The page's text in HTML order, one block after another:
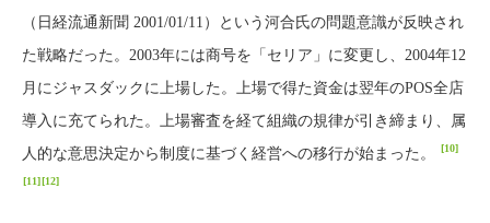
（日経流通新聞 2001/01/11）という河合氏の問題意識が反映され
た戦略だった。2003年には商号を「セリア」に変更し、2004年12
月にジャスダックに上場した。上場で得た資金は翌年のPOS全店
導入に充てられた。上場審査を経て組織の規律が引き締まり、属
人的な意思決定から制度に基づく経営への移行が始まった。
[10]
[11] [12]